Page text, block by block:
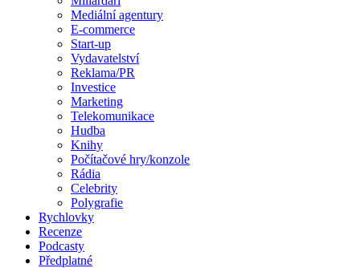
Mediální agentury
E-commerce
Start-up
Vydavatelství
Reklama/PR
Investice
Marketing
Telekomunikace
Hudba
Knihy
Počítačové hry/konzole
Rádia
Celebrity
Polygrafie
Rychlovky
Recenze
Podcasty
Předplatné